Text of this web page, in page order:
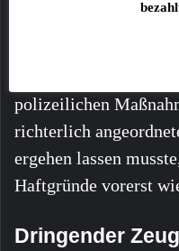
Kleidung und
Nachdem der
polizeilichen
richterlich
ergehen lassen
Haftgründe vorerst
Dringender